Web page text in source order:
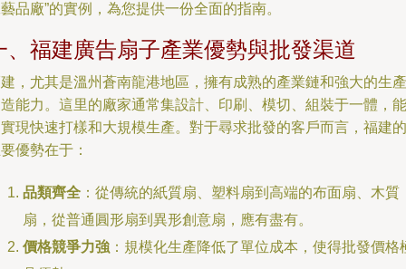
品廠”的實例，為您提供一份全面的指南。
、福建廣告扇子產業優勢與批發渠道
，尤其是溫州蒼南龍港地區，擁有成熟的產業鏈和強大的生產
能力。這里的廠家通常集設計、印刷、模切、組裝于一體，能
現快速打樣和大規模生產。對于尋求批發的客戶而言，福建的
優勢在于：
品類齊全 ：從傳統的紙質扇、塑料扇到高端的布面扇、木質
扇，從普通圓形扇到異形創意扇，應有盡有。
價格競爭力強 ：規模化生產降低了單位成本，使得批發價格